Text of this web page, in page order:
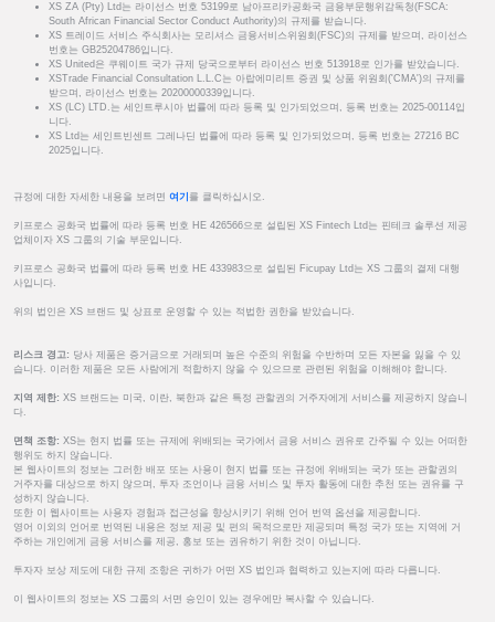
XS ZA (Pty) Ltd는 라이선스 번호 53199로 남아프리카공화국 금융부문행위감독청(FSCA:
South African Financial Sector Conduct Authority)의 규제를 받습니다.
XS 트레이드 서비스 주식회사는 모리셔스 금융서비스위원회(FSC)의 규제를 받으며, 라이선스
번호는 GB25204786입니다.
XS United은 쿠웨이트 국가 규제 당국으로부터 라이선스 번호 513918로 인가를 받았습니다.
XSTrade Financial Consultation L.L.C는 아랍에미리트 증권 및 상품 위원회('CMA')의 규제를
받으며, 라이선스 번호는 20200000339입니다.
XS (LC) LTD.는 세인트루시아 법률에 따라 등록 및 인가되었으며, 등록 번호는 2025-00114입
니다.
XS Ltd는 세인트빈센트 그레나딘 법률에 따라 등록 및 인가되었으며, 등록 번호는 27216 BC
2025입니다.
규정에 대한 자세한 내용을 보려면 여기 를 클릭하십시오.
키프로스 공화국 법률에 따라 등록 번호 HE 426566으로 설립된 XS Fintech Ltd는 핀테크 솔루션 제공
업체이자 XS 그룹의 기술 부문입니다.
키프로스 공화국 법률에 따라 등록 번호 HE 433983으로 설립된 Ficupay Ltd는 XS 그룹의 결제 대행
사입니다.
위의 법인은 XS 브랜드 및 상표로 운영할 수 있는 적법한 권한을 받았습니다.
리스크 경고: 당사 제품은 증거금으로 거래되며 높은 수준의 위험을 수반하며 모든 자본을 잃을 수 있
습니다. 이러한 제품은 모든 사람에게 적합하지 않을 수 있으므로 관련된 위험을 이해해야 합니다.
지역 제한: XS 브랜드는 미국, 이란, 북한과 같은 특정 관할권의 거주자에게 서비스를 제공하지 않습니
다.
면책 조항: XS는 현지 법률 또는 규제에 위배되는 국가에서 금융 서비스 권유로 간주될 수 있는 어떠한
행위도 하지 않습니다.
본 웹사이트의 정보는 그러한 배포 또는 사용이 현지 법률 또는 규정에 위배되는 국가 또는 관할권의
거주자를 대상으로 하지 않으며, 투자 조언이나 금융 서비스 및 투자 활동에 대한 추천 또는 권유를 구
성하지 않습니다.
또한 이 웹사이트는 사용자 경험과 접근성을 향상시키기 위해 언어 번역 옵션을 제공합니다.
영어 이외의 언어로 번역된 내용은 정보 제공 및 편의 목적으로만 제공되며 특정 국가 또는 지역에 거
주하는 개인에게 금융 서비스를 제공, 홍보 또는 권유하기 위한 것이 아닙니다.
투자자 보상 제도에 대한 규제 조항은 귀하가 어떤 XS 법인과 협력하고 있는지에 따라 다릅니다.
이 웹사이트의 정보는 XS 그룹의 서면 승인이 있는 경우에만 복사할 수 있습니다.